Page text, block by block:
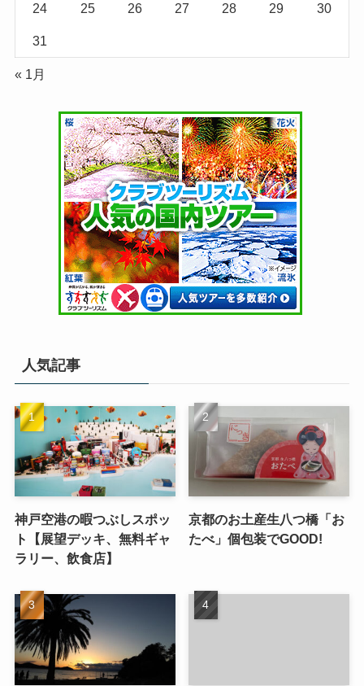
24 25 26 27 28 29 30
31
« 1月
人気記事
神戸空港の暇つぶしスポッ
ト【展望デッキ、無料ギャ
ラリー、飲食店】
京都のお土産生八つ橋「お
たべ」個包装でGOOD!